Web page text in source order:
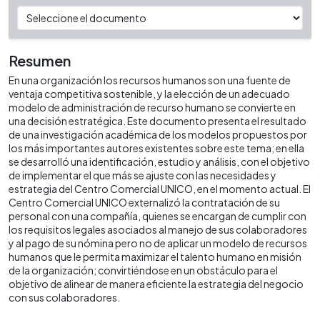
Resumen
En una organización los recursos humanos son una fuente de
ventaja competitiva sostenible, y la elección de un adecuado
modelo de administración de recurso humano se convierte en
una decisión estratégica. Este documento presenta el resultado
de una investigación académica de los modelos propuestos por
los más importantes autores existentes sobre este tema; en ella
se desarrolló una identificación, estudio y análisis, con el objetivo
de implementar el que más se ajuste con las necesidades y
estrategia del Centro Comercial UNICO, en el momento actual. El
Centro Comercial UNICO externalizó la contratación de su
personal con una compañía, quienes se encargan de cumplir con
los requisitos legales asociados al manejo de sus colaboradores
y al pago de su nómina pero no de aplicar un modelo de recursos
humanos que le permita maximizar el talento humano en misión
de la organización; convirtiéndose en un obstáculo para el
objetivo de alinear de manera eficiente la estrategia del negocio
con sus colaboradores.